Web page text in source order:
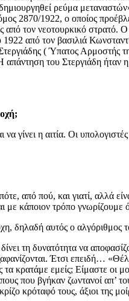
ρεύμα
2870/1922, ο οποίος
από τον νεοτουρκικό
1922 από τον βασιλιά
( Ύπατος Αρμοστής
απάντηση του Στεργιάδη
γίνει η αιτία. Οι
από πού, και γιατί, αλλά
κάποιον τρόπο
δηλαδή αυτός ο
τη δυνατότητα να
Έτσι επειδή…
κρατάμε εμείς; Είμαστε οι
που βγήκαν ζωντανοί απ’
κρόταφό τους, άξιοι της